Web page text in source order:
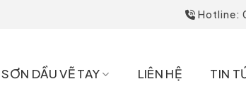
Hotline:
DẦU VẼ TAY LIÊN HỆ TIN